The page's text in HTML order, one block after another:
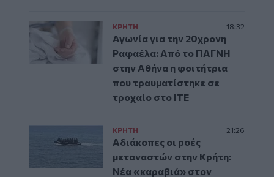
ΚΡΗΤΗ 18:32
Αγωνία για την 20χρονη
Ραφαέλα: Από το ΠΑΓΝΗ
στην Αθήνα η φοιτήτρια
που τραυματίστηκε σε
τροχαίο στο ΙΤΕ
ΚΡΗΤΗ 21:26
Αδιάκοπες οι ροές
μεταναστών στην Κρήτη:
Νέα «καραβιά» στον